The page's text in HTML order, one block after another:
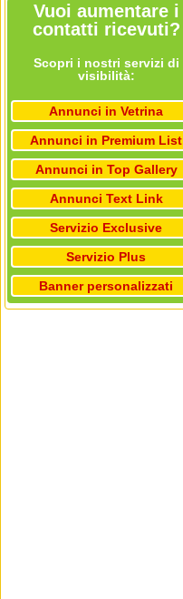
Vuoi aumentare i
contatti ricevuti?
Scopri i nostri servizi di
visibilità:
Annunci in Vetrina
Annunci in Premium List
Annunci in Top Gallery
Annunci Text Link
Servizio Exclusive
Servizio Plus
Banner personalizzati